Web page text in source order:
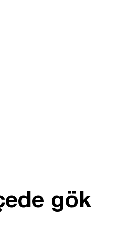
gök